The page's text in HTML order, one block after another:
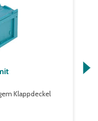
Klappdeckel